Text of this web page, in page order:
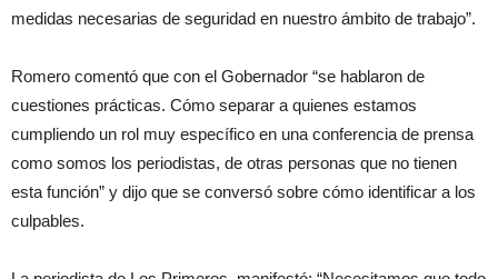
medidas necesarias de seguridad en nuestro ámbito de trabajo”.
Romero comentó que con el Gobernador “se hablaron de
cuestiones prácticas. Cómo separar a quienes estamos
cumpliendo un rol muy específico en una conferencia de prensa
como somos los periodistas, de otras personas que no tienen
esta función” y dijo que se conversó sobre cómo identificar a los
culpables.